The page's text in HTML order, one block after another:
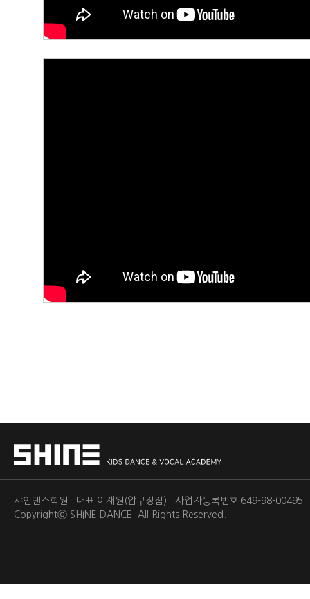
샤인댄스학원 대표 이재원(압구정점) 사업자등록번호 649-98-
Copyrightⓒ SHINE DANCE. All Rights Reserved.